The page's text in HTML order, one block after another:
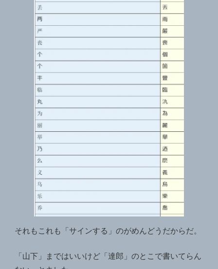
それもこれも「サインする」のがめんどうだからだ。
「山下」まではいいけど「達郎」のとこで書いてらん